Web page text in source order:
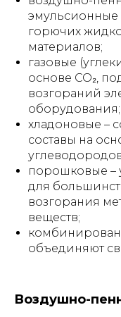
эмульсионные
горючих
материалов;
газовые
основе CO₂,
возгораний
оборудования;
хладоновые –
составы на
порошковые –
для
возгорания
веществ;
объединяют
Воздушно-